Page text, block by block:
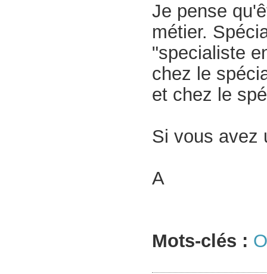
Je pense
métier.
"specialiste
chez le
et chez le
Si vous avez
A
Mots-clés :